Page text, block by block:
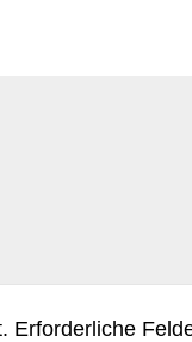
Erforderliche